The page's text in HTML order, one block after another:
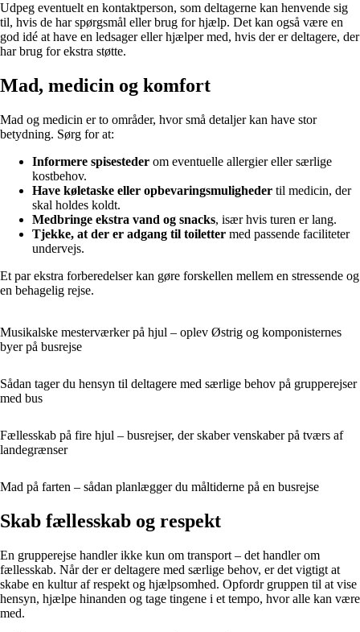
Udpeg eventuelt en kontaktperson, som deltagerne kan henvende sig
til, hvis de har spørgsmål eller brug for hjælp. Det kan også være en
god idé at have en ledsager eller hjælper med, hvis der er deltagere, der
har brug for ekstra støtte.
Mad, medicin og komfort
Mad og medicin er to områder, hvor små detaljer kan have stor
betydning. Sørg for at:
Informere spisesteder om eventuelle allergier eller særlige
kostbehov.
Have køletaske eller opbevaringsmuligheder til medicin, der
skal holdes koldt.
Medbringe ekstra vand og snacks, især hvis turen er lang.
Tjekke, at der er adgang til toiletter med passende faciliteter
undervejs.
Et par ekstra forberedelser kan gøre forskellen mellem en stressende og
en behagelig rejse.
Musikalske mesterværker på hjul – oplev Østrig og komponisternes
byer på busrejse
Sådan tager du hensyn til deltagere med særlige behov på grupperejser
med bus
Fællesskab på fire hjul – busrejser, der skaber venskaber på tværs af
landegrænser
Mad på farten – sådan planlægger du måltiderne på en busrejse
Skab fællesskab og respekt
En grupperejse handler ikke kun om transport – det handler om
fællesskab. Når der er deltagere med særlige behov, er det vigtigt at
skabe en kultur af respekt og hjælpsomhed. Opfordr gruppen til at vise
hensyn, hjælpe hinanden og tage tingene i et tempo, hvor alle kan være
med.